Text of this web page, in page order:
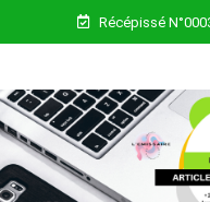
Récépissé